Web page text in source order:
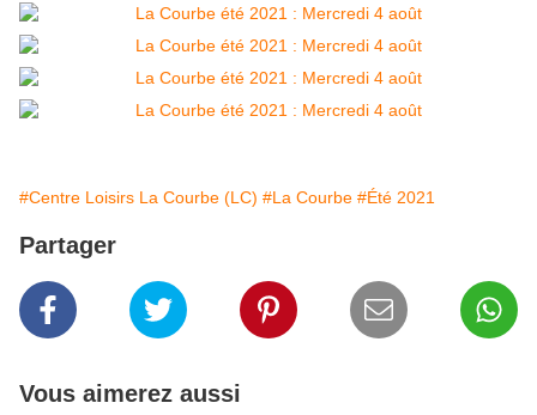
#Centre Loisirs La Courbe (LC) #La Courbe #Été 2021
Partager
Vous aimerez aussi